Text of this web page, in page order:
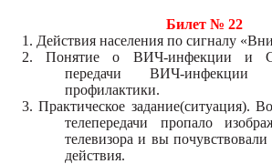
Билет № 22
1. Действия населения по сигналу
2. Понятие о ВИЧ-инфекции и
передачи ВИЧ-
профилактики.
3. Практическое задание(ситуация).
телепередачи пропало
телевизора и вы
действия.